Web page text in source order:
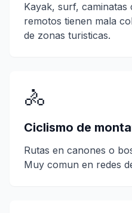
Kayak, surf, caminatas
remotos tienen mala
de zonas turisticas.
🚴
Ciclismo de
Rutas en canones o
Muy comun en redes